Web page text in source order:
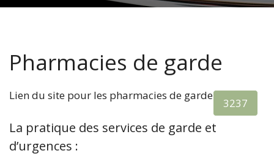
Pharmacies de garde
Lien du site pour les pharmacies de garde
3237
La pratique des services de garde et
d’urgences :